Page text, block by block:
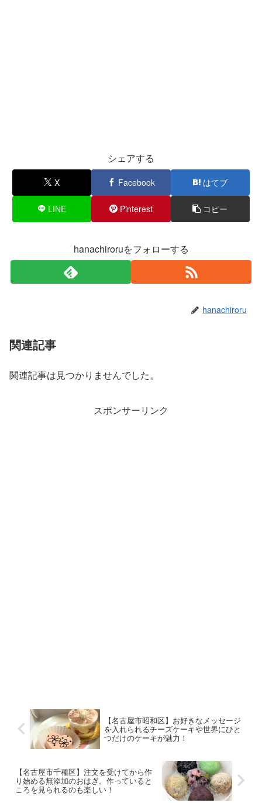
シェアする
X Facebook はてブ
LINE Pinterest コピー
hanachiroruをフォローする
hanachiroru
関連記事
関連記事は見つかりませんでした。
スポンサーリンク
【名古屋市昭和区】お好きなメッセージ
を入れられるチーズケーキや世界にひと
つだけのケーキが魅力！
【名古屋市千種区】注文を受けてから作
り始める無添加のおはぎ。作っていると
ころを見られるのも楽しい！